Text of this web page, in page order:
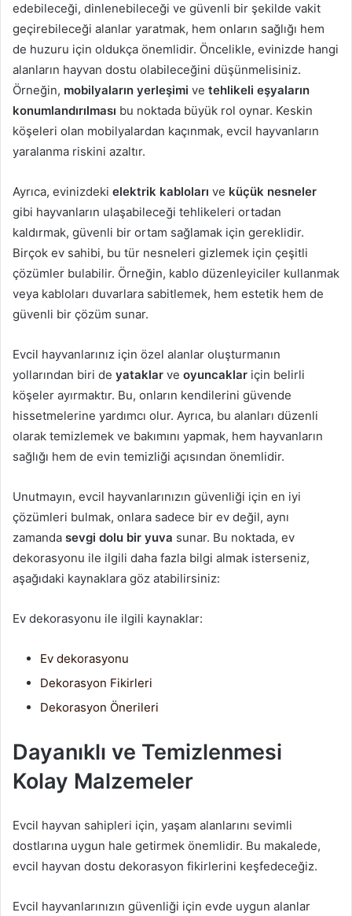
edebileceği, dinlenebileceği ve güvenli bir şekilde vakit
geçirebileceği alanlar yaratmak, hem onların sağlığı hem
de huzuru için oldukça önemlidir. Öncelikle, evinizde hangi
alanların hayvan dostu olabileceğini düşünmelisiniz.
Örneğin, mobilyaların yerleşimi ve tehlikeli eşyaların
konumlandırılması bu noktada büyük rol oynar. Keskin
köşeleri olan mobilyalardan kaçınmak, evcil hayvanların
yaralanma riskini azaltır.
Ayrıca, evinizdeki elektrik kabloları ve küçük nesneler
gibi hayvanların ulaşabileceği tehlikeleri ortadan
kaldırmak, güvenli bir ortam sağlamak için gereklidir.
Birçok ev sahibi, bu tür nesneleri gizlemek için çeşitli
çözümler bulabilir. Örneğin, kablo düzenleyiciler kullanmak
veya kabloları duvarlara sabitlemek, hem estetik hem de
güvenli bir çözüm sunar.
Evcil hayvanlarınız için özel alanlar oluşturmanın
yollarından biri de yataklar ve oyuncaklar için belirli
köşeler ayırmaktır. Bu, onların kendilerini güvende
hissetmelerine yardımcı olur. Ayrıca, bu alanları düzenli
olarak temizlemek ve bakımını yapmak, hem hayvanların
sağlığı hem de evin temizliği açısından önemlidir.
Unutmayın, evcil hayvanlarınızın güvenliği için en iyi
çözümleri bulmak, onlara sadece bir ev değil, aynı
zamanda sevgi dolu bir yuva sunar. Bu noktada, ev
dekorasyonu ile ilgili daha fazla bilgi almak isterseniz,
aşağıdaki kaynaklara göz atabilirsiniz:
Ev dekorasyonu ile ilgili kaynaklar:
Ev dekorasyonu
Dekorasyon Fikirleri
Dekorasyon Önerileri
Dayanıklı ve Temizlenmesi
Kolay Malzemeler
Evcil hayvan sahipleri için, yaşam alanlarını sevimli
dostlarına uygun hale getirmek önemlidir. Bu makalede,
evcil hayvan dostu dekorasyon fikirlerini keşfedeceğiz.
Evcil hayvanlarınızın güvenliği için evde uygun alanlar